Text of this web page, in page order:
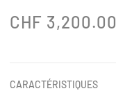
CHF 3,200.00
CARACTÉRISTIQUES